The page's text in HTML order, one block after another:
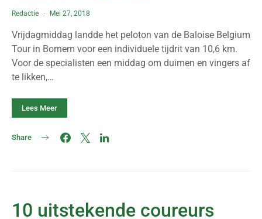
Redactie Mei 27, 2018
Vrijdagmiddag landde het peloton van de Baloise Belgium
Tour in Bornem voor een individuele tijdrit van 10,6 km.
Voor de specialisten een middag om duimen en vingers af
te likken,…
Lees Meer
Share
10 uitstekende coureurs